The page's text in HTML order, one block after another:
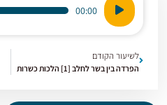
אודיו
00:00
לשיעור הקודם
הפרדה בין בשר לחלב [1] הלכות כשרות